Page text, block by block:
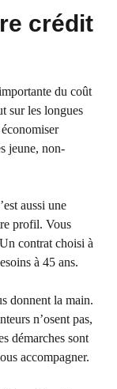
crédit
du coût
sur les longues
jeune, non-
aussi une
profil. Vous
contrat choisi à
à 45 ans.
donnent la main.
n’osent pas,
démarches sont
accompagner.